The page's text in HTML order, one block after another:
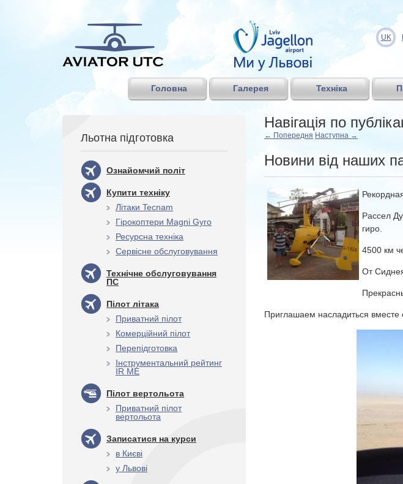
UK
Головна Галерея Техніка
Навігація по
← Попередня Наступна →
Новини від наших
Рассел
гиро.
4500 км
От
Приглашаем насладиться вместе
Льотна підготовка
Ознайомчий політ
Купити техніку
Літаки Tecnam
Гірокоптери Magni Gyro
Ресурсна техніка
Сервісне обслуговування
Технічне обслуговування
ПС
Пілот літака
Приватний пілот
Комерційний пілот
Перепідготовка
Інструментальний рейтинг
IR ME
Пілот вертольота
Приватний пілот
вертольота
Записатися на курси
в Києві
у Львові